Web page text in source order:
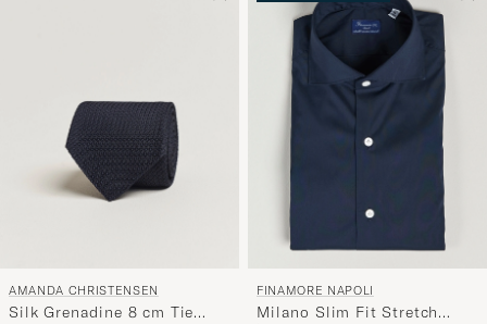
AMANDA CHRISTENSEN
Silk Grenadine 8 cm Tie
FINAMORE NAPOLI
Milano Slim Fit Stretch